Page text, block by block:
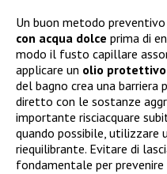
Un buon metodo
con acqua dolce prima di
modo il fusto capillare
applicare un olio protettivo
del bagno crea una
diretto con le sostanze
importante risciacquare
quando possibile, utilizzare
riequilibrante. Evitare di
fondamentale per